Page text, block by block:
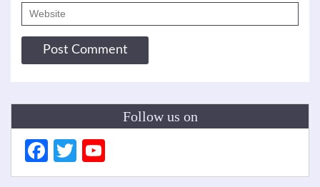
Follow us on
Facebook
Twitter
Channel